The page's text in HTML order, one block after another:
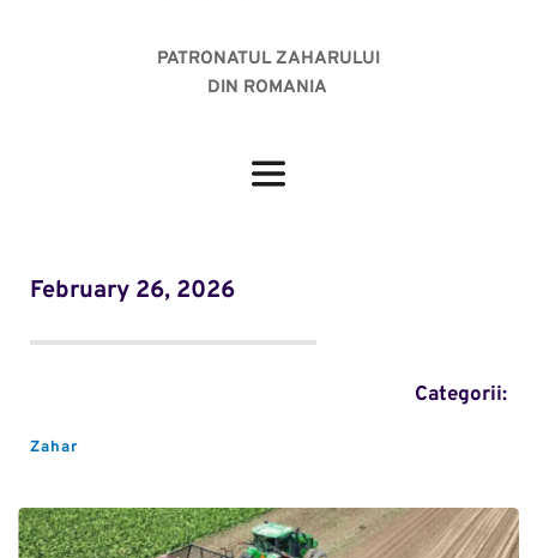
PATRONATUL ZAHARULUI
DIN ROMANIA
February 26, 2026
Categorii:
Zahar